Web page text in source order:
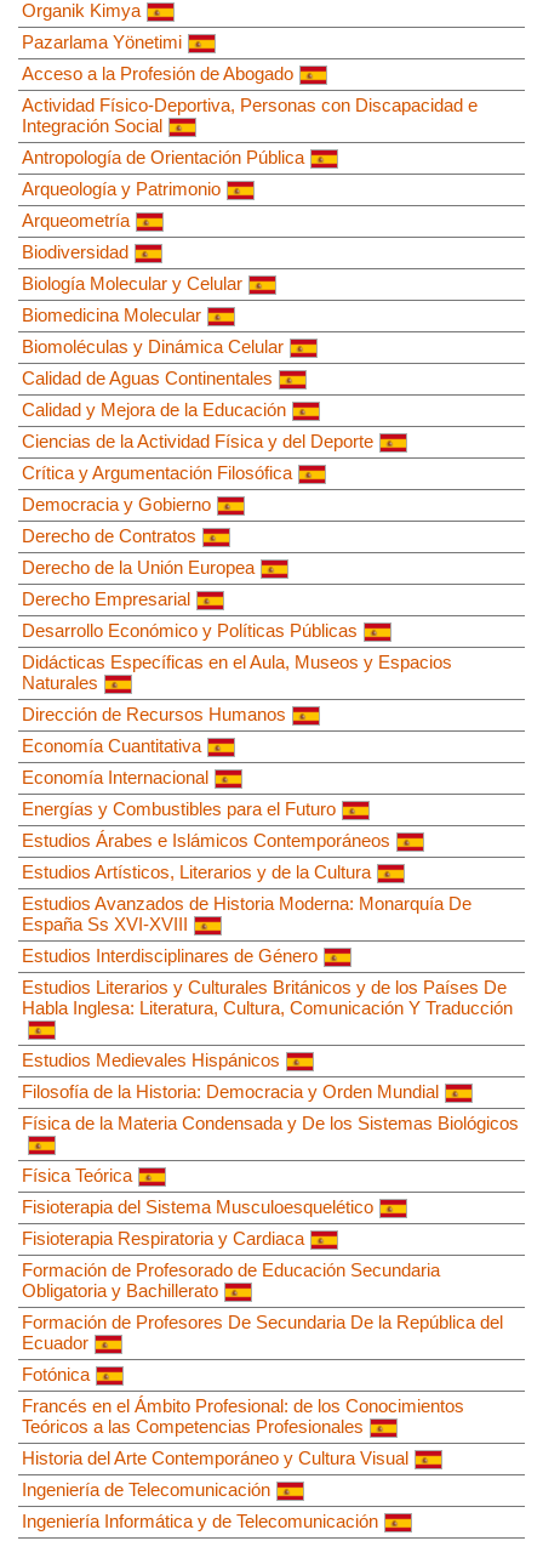
Organik Kimya
Pazarlama Yönetimi
Acceso a la Profesión de Abogado
Actividad Físico-Deportiva, Personas con Discapacidad e
Integración Social
Antropología de Orientación Pública
Arqueología y Patrimonio
Arqueometría
Biodiversidad
Biología Molecular y Celular
Biomedicina Molecular
Biomoléculas y Dinámica Celular
Calidad de Aguas Continentales
Calidad y Mejora de la Educación
Ciencias de la Actividad Física y del Deporte
Crítica y Argumentación Filosófica
Democracia y Gobierno
Derecho de Contratos
Derecho de la Unión Europea
Derecho Empresarial
Desarrollo Económico y Políticas Públicas
Didácticas Específicas en el Aula, Museos y Espacios
Naturales
Dirección de Recursos Humanos
Economía Cuantitativa
Economía Internacional
Energías y Combustibles para el Futuro
Estudios Árabes e Islámicos Contemporáneos
Estudios Artísticos, Literarios y de la Cultura
Estudios Avanzados de Historia Moderna: Monarquía De
España Ss XVI-XVIII
Estudios Interdisciplinares de Género
Estudios Literarios y Culturales Británicos y de los Países De
Habla Inglesa: Literatura, Cultura, Comunicación Y Traducción
Estudios Medievales Hispánicos
Filosofía de la Historia: Democracia y Orden Mundial
Física de la Materia Condensada y De los Sistemas Biológicos
Física Teórica
Fisioterapia del Sistema Musculoesquelético
Fisioterapia Respiratoria y Cardiaca
Formación de Profesorado de Educación Secundaria
Obligatoria y Bachillerato
Formación de Profesores De Secundaria De la República del
Ecuador
Fotónica
Francés en el Ámbito Profesional: de los Conocimientos
Teóricos a las Competencias Profesionales
Historia del Arte Contemporáneo y Cultura Visual
Ingeniería de Telecomunicación
Ingeniería Informática y de Telecomunicación